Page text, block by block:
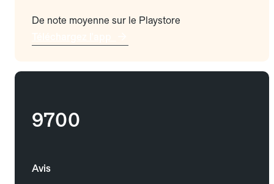
De note moyenne sur le Playstore
9700
Avis